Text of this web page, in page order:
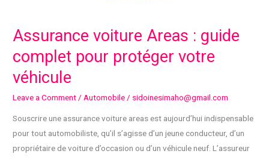
Assurance voiture Areas : guide
complet pour protéger votre
véhicule
Leave a Comment / Automobile / sidoinesimaho@gmail.com
Souscrire une assurance voiture areas est aujourd’hui indispensable
pour tout automobiliste, qu’il s’agisse d’un jeune conducteur, d’un
propriétaire de voiture d’occasion ou d’un véhicule neuf. L’assureur